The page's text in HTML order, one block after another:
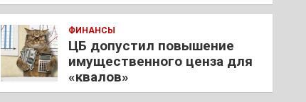
ФИНАНСЫ
ЦБ допустил повышение
имущественного ценза для
«квалов»